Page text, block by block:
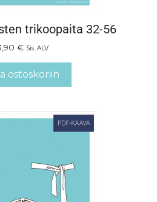
trikoopaita 32-56
€ Sis. ALV
ostoskoriin